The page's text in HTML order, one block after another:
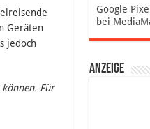
Geräten
jedoch
Für
Google
bei
Anzeige